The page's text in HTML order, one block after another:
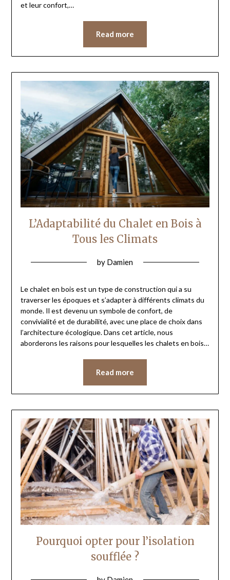
et leur confort,…
Read more
L’Adaptabilité du Chalet en Bois à
Tous les Climats
by Damien
Le chalet en bois est un type de construction qui a su
traverser les époques et s’adapter à différents climats du
monde. Il est devenu un symbole de confort, de
convivialité et de durabilité, avec une place de choix dans
l’architecture écologique. Dans cet article, nous
aborderons les raisons pour lesquelles les chalets en bois…
Read more
Pourquoi opter pour l’isolation
soufflée ?